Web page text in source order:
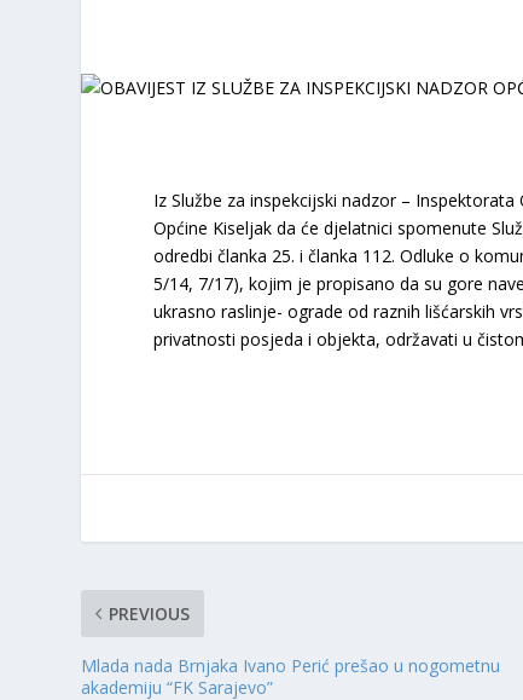
Iz Službe za inspekcijski nadzor –
Općine Kiseljak da će djelatnici spomenute
odredbi članka 25. i članka 112. Odluke o
5/14, 7/17), kojim je propisano da su gore
ukrasno raslinje- ograde od raznih lišćarskih
privatnosti posjeda i objekta, održavati u
PREVIOUS
Mlada nada Brnjaka Ivano Perić prešao u nogometnu
akademiju “FK Sarajevo”